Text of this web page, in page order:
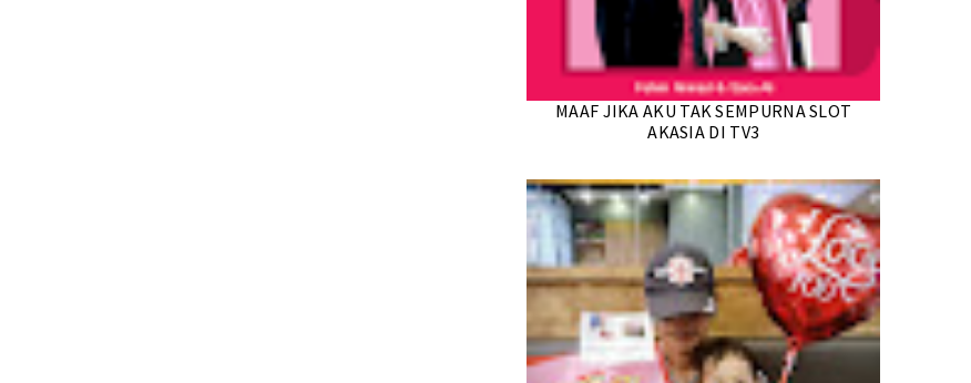
MAAF JIKA AKU TAK SEMPURNA SLOT
AKASIA DI TV3